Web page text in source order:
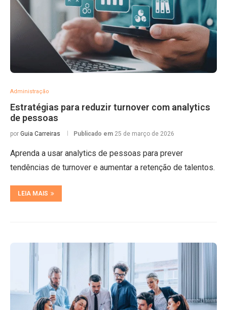
Administração
Estratégias para reduzir turnover com analytics
de pessoas
por Guia Carreiras Publicado em 25 de março de 2026
Aprenda a usar analytics de pessoas para prever
tendências de turnover e aumentar a retenção de talentos.
LEIA MAIS